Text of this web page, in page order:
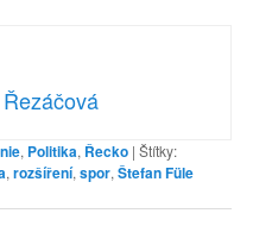
, Politika, Řecko |Štítky:
,rozšíření,spor,Štefan Füle